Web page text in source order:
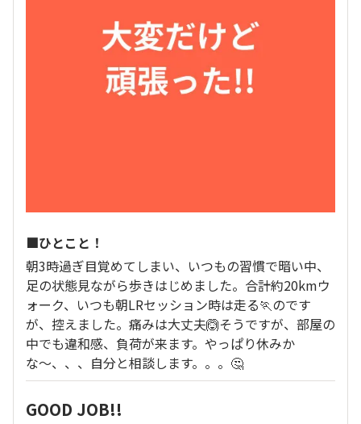
■ひとこと！
朝3時過ぎ目覚めてしまい、いつもの習慣で暗い中、
足の状態見ながら歩きはじめました。合計約20kmウ
ォーク、いつも朝LRセッション時は走る🏃のです
が、控えました。痛みは大丈夫🙆そうですが、部屋の
中でも違和感、負荷が来ます。やっぱり休みか
な〜、、、自分と相談します。。。🤔
GOOD JOB!!